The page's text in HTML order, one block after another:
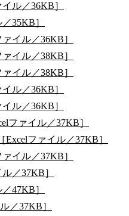
ル／36KB］
35KB］
イル／36KB］
イル／38KB］
イル／38KB］
ル／36KB］
ル／36KB］
ファイル／37KB］
ファイル／37KB］
イル／37KB］
／37KB］
47KB］
／37KB］